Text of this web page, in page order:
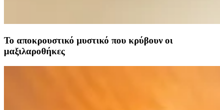
Το αποκρουστικό μυστικό που κρύβουν οι
μαξιλαροθήκες